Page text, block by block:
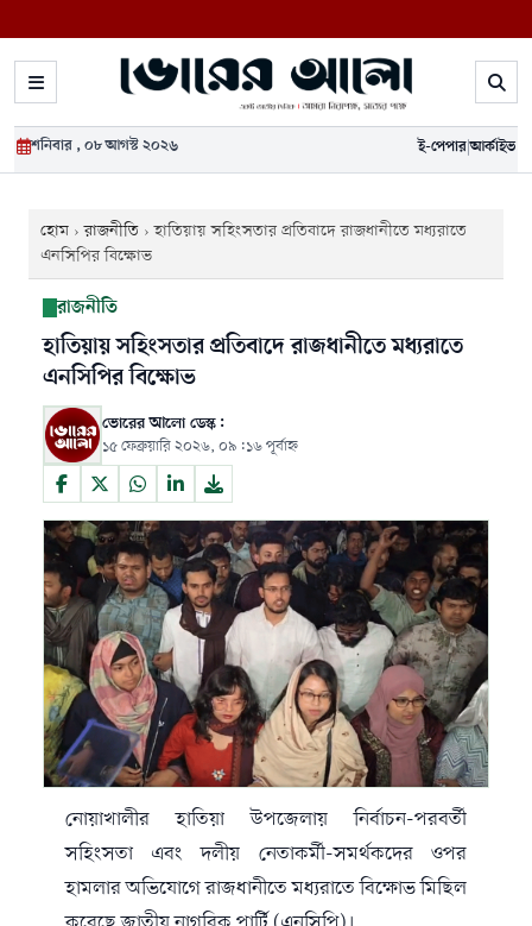
শনিবার , ০৮ আগস্ট ২০২৬ ই-পেপার|আর্কাইভ
হোম ›রাজনীতি ›হাতিয়ায় সহিংসতার প্রতিবাদে রাজধানীতে মধ্যরাতে
এনসিপির বিক্ষোভ
রাজনীতি
হাতিয়ায় সহিংসতার প্রতিবাদে রাজধানীতে মধ্যরাতে
এনসিপির বিক্ষোভ
ভোরের আলো ডেস্ক:
১৫ ফেব্রুয়ারি ২০২৬, ০৯:১৬ পূর্বাহ্ন
নোয়াখালীর হাতিয়া উপজেলায় নির্বাচন-পরবর্তী
সহিংসতা এবং দলীয় নেতাকর্মী-সমর্থকদের ওপর
হামলার অভিযোগে রাজধানীতে মধ্যরাতে বিক্ষোভ মিছিল